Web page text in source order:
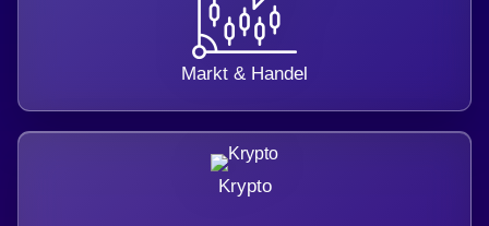
Markt & Handel
Krypto